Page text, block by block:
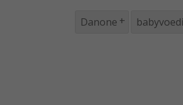
Danone